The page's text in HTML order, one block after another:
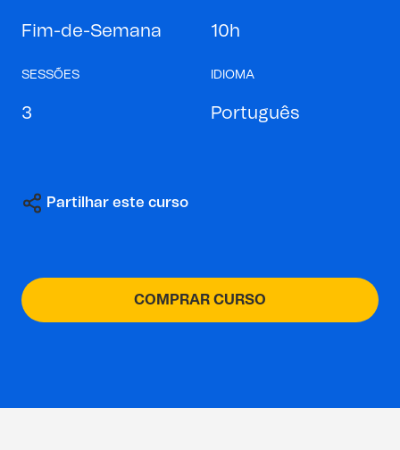
Fim-de-Semana 10h
SESSÕES
3
IDIOMA
Português
Partilhar este curso
COMPRAR CURSO